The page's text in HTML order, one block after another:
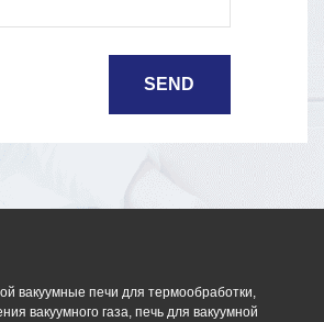
вакуумные печи для термообработки,
вакуумного газа, печь для вакуумной